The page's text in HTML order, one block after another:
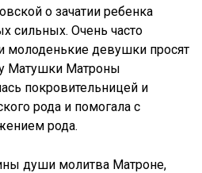
о зачатии ребенка
сильных. Очень часто
девушки просят
Матушки Матроны
покровительницей и
рода и помогала с
рода.
души молитва Матроне,